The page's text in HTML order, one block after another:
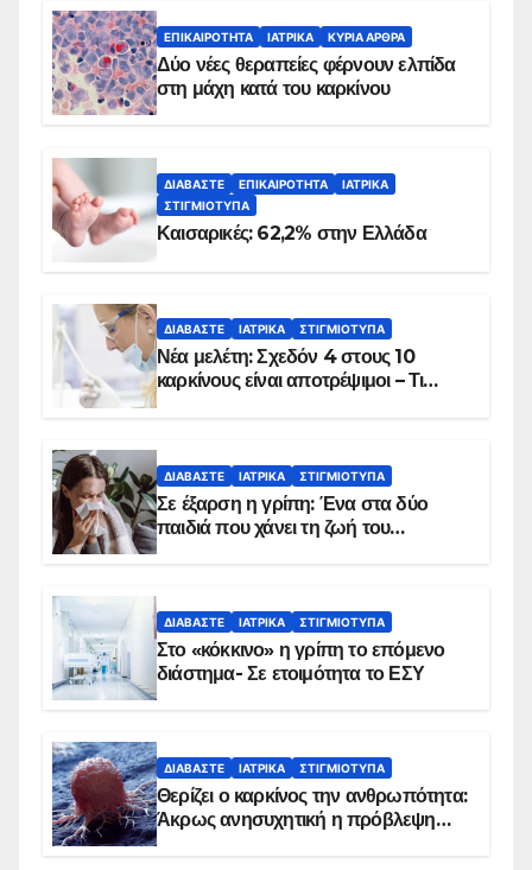
ΕΠΙΚΑΙΡΌΤΗΤΑ ΙΑΤΡΙΚΆ ΚΥΡΙΑ ΑΡΘΡΑ
Δύο νέες θεραπείες φέρνουν ελπίδα
στη μάχη κατά του καρκίνου
ΔΙΑΒΆΣΤΕ ΕΠΙΚΑΙΡΌΤΗΤΑ
ΙΑΤΡΙΚΆ
ΣΤΙΓΜΙΌΤΥΠΑ
Καισαρικές: 62,2% στην Ελλάδα
ΔΙΑΒΆΣΤΕ ΙΑΤΡΙΚΆ ΣΤΙΓΜΙΌΤΥΠΑ
Νέα μελέτη: Σχεδόν 4 στους 10
καρκίνους είναι αποτρέψιμοι – Τι
ΔΙΑΒΆΣΤΕ ΙΑΤΡΙΚΆ ΣΤΙΓΜΙΌΤΥΠΑ
Σε έξαρση η γρίπη: Ένα στα δύο
παιδιά που χάνει τη ζωή του
ΔΙΑΒΆΣΤΕ ΙΑΤΡΙΚΆ ΣΤΙΓΜΙΌΤΥΠΑ
Στο «κόκκινο» η γρίπη το επόμενο
διάστημα- Σε ετοιμότητα το ΕΣΥ
ΔΙΑΒΆΣΤΕ ΙΑΤΡΙΚΆ ΣΤΙΓΜΙΌΤΥΠΑ
Θερίζει ο καρκίνος την ανθρωπότητα:
Άκρως ανησυχητική η πρόβλεψη…